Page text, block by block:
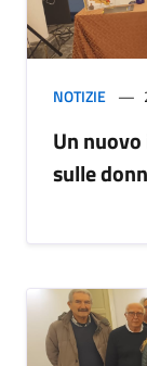
NOTIZIE
Un
sulle